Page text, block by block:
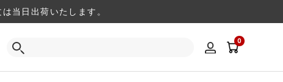
当日出荷いたします。
0